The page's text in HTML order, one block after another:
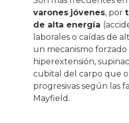
varones jóvenes, por
de alta energía
laborales o caídas de
un mecanismo forzado
hiperextensión,
cubital del carpo que
progresivas según las
Mayfield.